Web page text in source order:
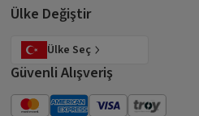
Ülke Değiştir
Ülke Seç
Güvenli Alışveriş